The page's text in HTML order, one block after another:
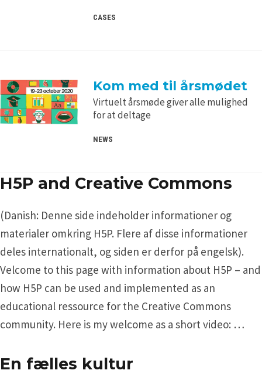
CASES
Kom med til årsmødet
Virtuelt årsmøde giver alle mulighed
for at deltage
NEWS
H5P and Creative Commons
(Danish: Denne side indeholder informationer og
materialer omkring H5P. Flere af disse informationer
deles internationalt, og siden er derfor på engelsk).
Velcome to this page with information about H5P – and
how H5P can be used and implemented as an
educational ressource for the Creative Commons
community. Here is my welcome as a short video: …
En fælles kultur